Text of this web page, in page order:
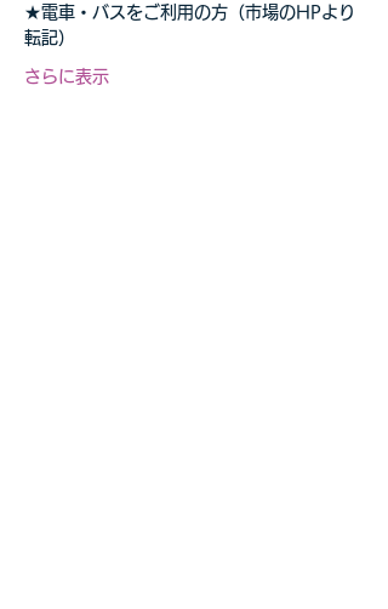
★電車・バスをご利用の方（市場のHPより
転記）
さらに表示